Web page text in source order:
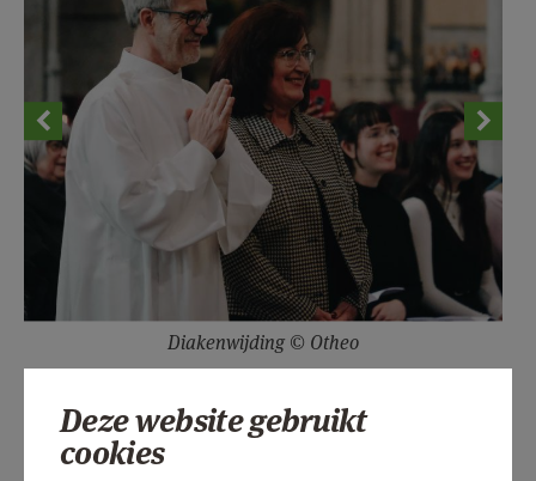
Diakenwijding © Otheo
Gepubliceerd door
Deze website gebruikt
cookies